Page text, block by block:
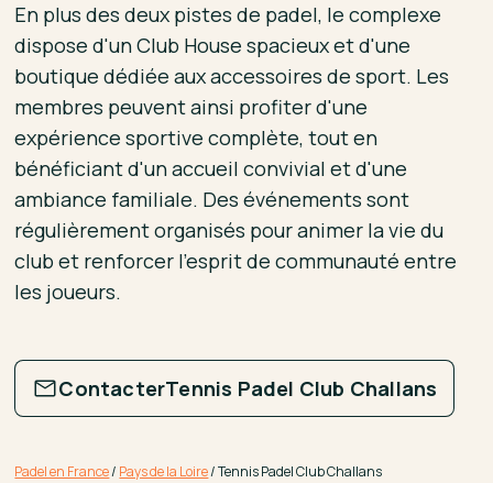
En plus des deux pistes de padel, le complexe
dispose d'un Club House spacieux et d'une
boutique dédiée aux accessoires de sport. Les
membres peuvent ainsi profiter d'une
expérience sportive complète, tout en
bénéficiant d'un accueil convivial et d'une
ambiance familiale. Des événements sont
régulièrement organisés pour animer la vie du
club et renforcer l'esprit de communauté entre
les joueurs.
ContacterTennis Padel Club Challans
Padel en France/ Pays de la Loire/Tennis Padel Club Challans